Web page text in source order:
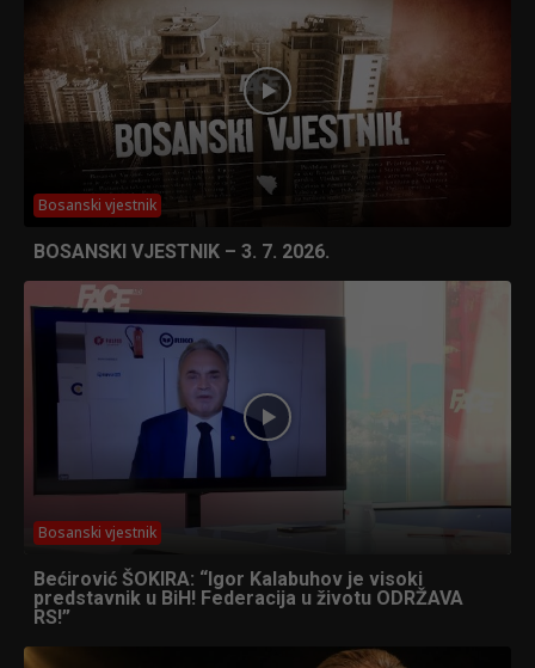
Bosanski vjestnik
BOSANSKI VJESTNIK – 3. 7. 2026.
Bosanski vjestnik
Bećirović ŠOKIRA: “Igor Kalabuhov je visoki
predstavnik u BiH! Federacija u životu ODRŽAVA
RS!”